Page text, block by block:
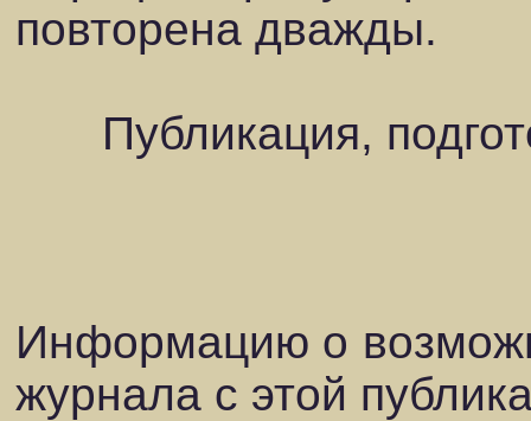
повторена дважды.
Публикация,
Информацию о
журнала с этой